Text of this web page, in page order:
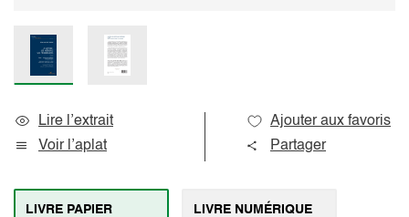
Lire l’extrait
Voir l’aplat
Ajouter aux favoris
Partager
LIVRE PAPIER LIVRE NUMÉRIQUE